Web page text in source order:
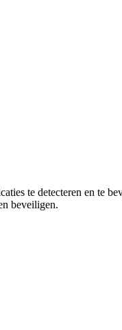
te detecteren en te
beveiligen.